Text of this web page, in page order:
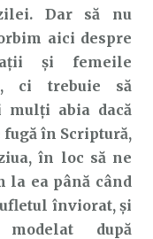
Dar să nu
aici despre
și femeile
ci trebuie să
mulți abia dacă
în Scriptură,
în loc să ne
la ea până când
înviorat, și
după